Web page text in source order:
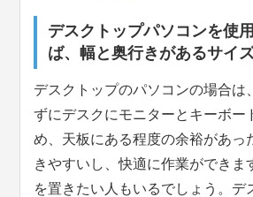
デスクトップパソコンを使
ば、幅と奥行きがあるサイ
デスクトップのパソコンの場合は
ずにデスクにモニターとキーボー
め、天板にある程度の余裕があっ
きやすいし、快適に作業ができま
を置きたい人もいるでしょう。デ